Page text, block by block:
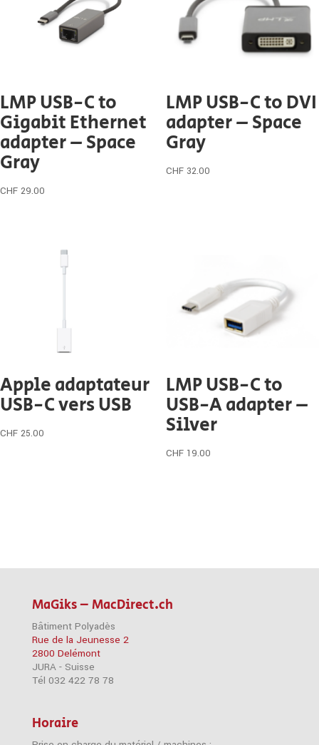
LMP USB-C to
Gigabit Ethernet
adapter – Space
Gray
CHF 29.00
LMP USB-C to DVI
adapter – Space
Gray
CHF 32.00
Apple adaptateur
USB-C vers USB
CHF 25.00
LMP USB-C to
USB-A adapter –
Silver
CHF 19.00
MaGiks – MacDirect.ch
Bâtiment Polyadès
Rue de la Jeunesse 2
2800 Delémont
JURA - Suisse
Tél 032 422 78 78
Horaire